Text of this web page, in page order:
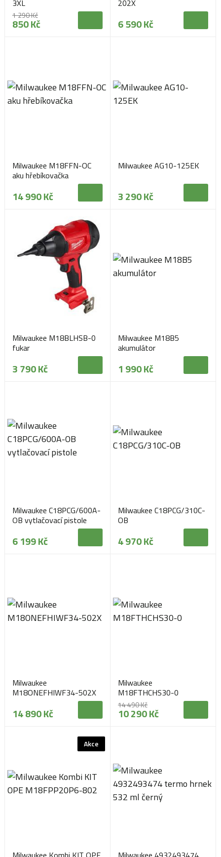
3XL
1 290 Kč
850 Kč
202X
6 590 Kč
Milwaukee M18FFN-OC
aku hřebíkovačka
14 990 Kč
Milwaukee AG10-125EK
3 290 Kč
Milwaukee M18BLHSB-0
fukar
3 790 Kč
Milwaukee M18B5
akumulátor
1 990 Kč
Milwaukee C18PCG/600A-
OB vytlačovací pistole
6 199 Kč
Milwaukee C18PCG/310C-
OB
4 970 Kč
Milwaukee
M18ONEFHIWF34-502X
14 890 Kč
Milwaukee
M18FTHCHS30-0
14 490 Kč
10 290 Kč
Akce